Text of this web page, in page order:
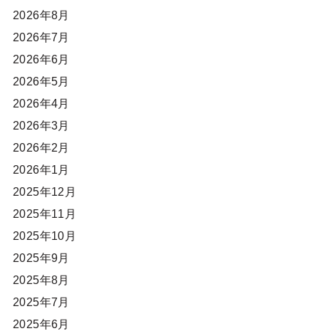
2026年8月
2026年7月
2026年6月
2026年5月
2026年4月
2026年3月
2026年2月
2026年1月
2025年12月
2025年11月
2025年10月
2025年9月
2025年8月
2025年7月
2025年6月